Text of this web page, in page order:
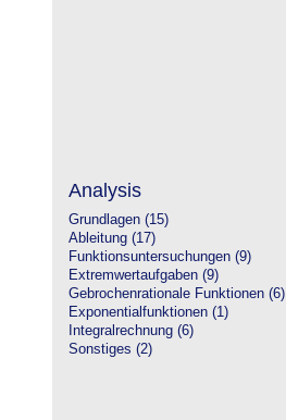
Analysis
Grundlagen (15)
Ableitung (17)
Funktionsuntersuchungen (9)
Extremwertaufgaben (9)
Gebrochenrationale Funktionen (6)
Exponentialfunktionen (1)
Integralrechnung (6)
Sonstiges (2)